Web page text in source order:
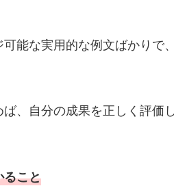
能な実用的な例文ばかりで
ば、自分の成果を正しく評
ること